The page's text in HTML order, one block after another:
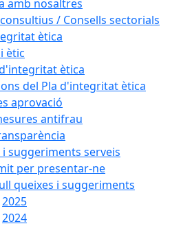
amb nosaltres
/ Consells sectorials
ètica
ètic
ètica
del Pla d'integritat ètica
aprovació
antifrau
i suggeriments serveis
per presentar-ne
queixes i suggeriments
2025
2024